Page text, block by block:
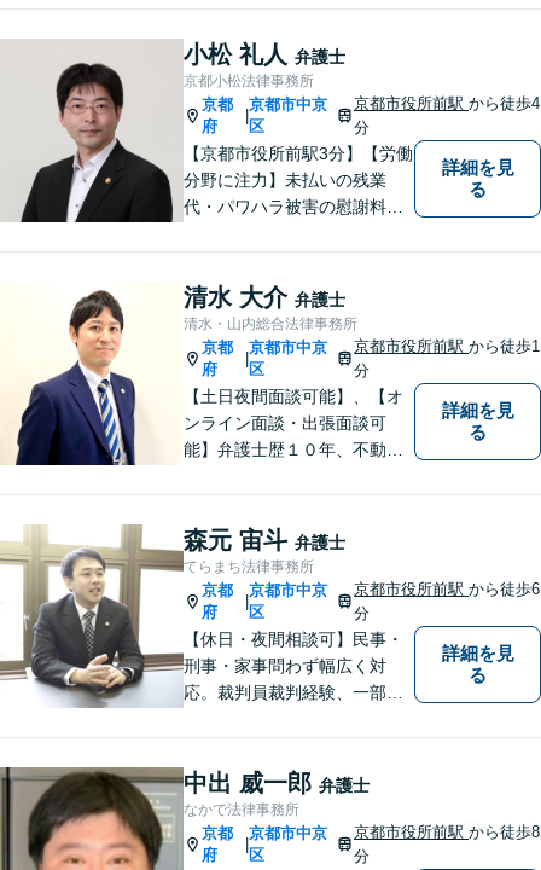
務所ならではのアットホーム
な雰囲気を心がけています。
安心して気軽にご相談くださ
い。
小松 礼人 弁護士
京都小松法律事務所
京都
府
京都市中京
区
京都市役所前駅から徒歩4
分
【京都市役所前駅3分】【労働
分野に注力】未払いの残業
代・パワハラ被害の慰謝料請
相談ください！皆様の話を最
後までよく聞いた上で、見解
をお伝えします。お困りごと
があれば、お気軽にご相談く
ださい。
詳細を見
る
清水 大介 弁護士
清水・山内総合法律事務所
京都
府
京都市中京
区
京都市役所前駅から徒歩1
分
【土日夜間面談可能】、【オ
ンライン面談・出張面談可
能】弁護士歴１０年、不動
務に注力しています。御依頼
者様に寄り添い、迅速に問題
を解決いたします。お一人で
悩まずに、まずはお気軽にご
相談ください。
詳細を見
る
森元 宙斗 弁護士
てらまち法律事務所
京都
府
京都市中京
区
京都市役所前駅から徒歩6
分
【休日・夜間相談可】民事・
刑事・家事問わず幅広く対
応。裁判員裁判経験、一部無
詳細を見
る
中出 威一郎 弁護士
なかで法律事務所
京都
府
京都市中京
区
京都市役所前駅から徒歩8
分